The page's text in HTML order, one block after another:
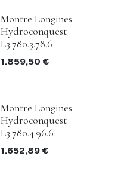
Montre Longines
Hydroconquest
L3.780.3.78.6
1.859,50 €
Montre Longines
Hydroconquest
L3.780.4.96.6
1.652,89€